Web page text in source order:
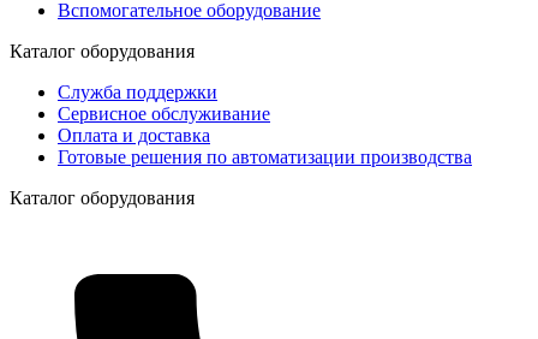
Вспомогательное оборудование
Каталог оборудования
Служба поддержки
Сервисное обслуживание
Оплата и доставка
Готовые решения по автоматизации производства
Каталог оборудования